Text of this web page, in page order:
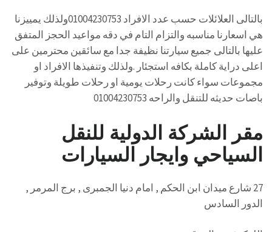
بالتالى العلائلات حسب عدد الافراد 01004230753ولذلك يمييزنا
هي اسعارنا مناسبه والتزام التام في دقه مواعيد الحجز المتفق
عليها بالتالى جميع سيارتنا نظيفة جدا مع سائقين محترمين على
اعلى دراية كاملة بكافه استجئار .ولذلك وتنفيذها الافراد او
مجموعات سواء كانت رحلات يومية او رحلات طويلة وتوفير
باصات حديثه للتنقل والراحه 01004230753
مقر الشركة الدولية للنقل
السياحي وايجار السيارات
27 شارع ميدان ابن الحكم , امام دنيا الجمبرى , برج المرمر ,
الدور السادس